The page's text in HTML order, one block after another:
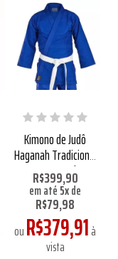
Kimono de Judô
Haganah Tradicional
480g Azul
R$399,90
em até5xde
R$79,98
ouR$379,91à
vista